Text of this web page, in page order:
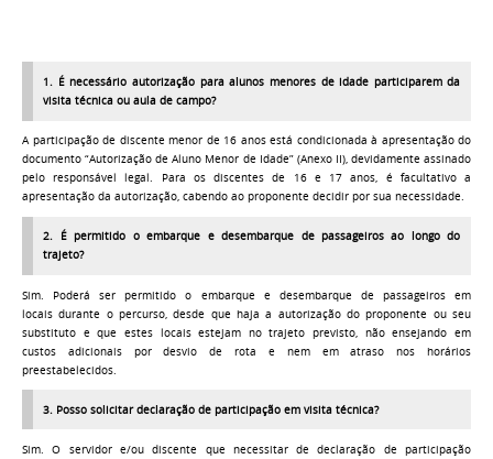
1. É necessário autorização para alunos menores de idade participarem da
visita técnica ou aula de campo?
A participação de discente menor de 16 anos está condicionada à apresentação do
documento “Autorização de Aluno Menor de Idade” (Anexo II), devidamente assinado
pelo responsável legal. Para os discentes de 16 e 17 anos, é facultativo a
apresentação da autorização, cabendo ao proponente decidir por sua necessidade.
2. É permitido o embarque e desembarque de passageiros ao longo do
trajeto?
Sim.
Poderá ser permitido o embarque e desembarque de passageiros em
locais durante o percurso, desde que haja a autorização do proponente ou seu
substituto e que estes locais estejam no trajeto previsto, não ensejando em
custos adicionais por desvio de rota e nem em atraso nos horários
preestabelecidos.
3. Posso solicitar declaração de participação em visita técnica?
Sim. O servidor e/ou discente que necessitar de declaração de participação